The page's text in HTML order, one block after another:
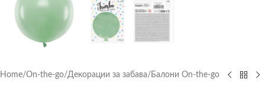
Home/On-the-go/Декорации за забава/ Балони On-the-go